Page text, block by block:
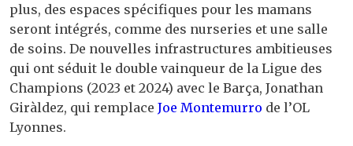
plus, des espaces spécifiques pour les mamans
seront intégrés, comme des nurseries et une salle
de soins. De nouvelles infrastructures ambitieuses
qui ont séduit le double vainqueur de la Ligue des
Champions (2023 et 2024) avec le Barça, Jonathan
Giràldez, qui remplace Joe Montemurro de l’OL
Lyonnes.